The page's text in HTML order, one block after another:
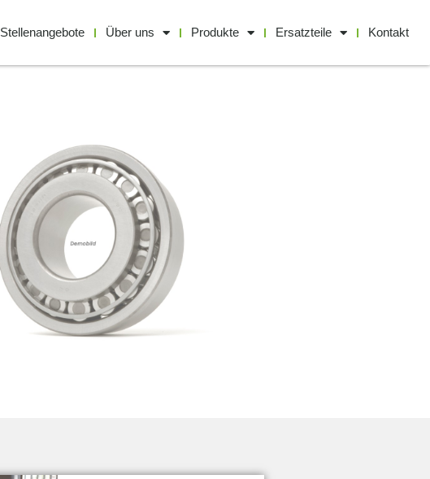
Stellenangebote Über uns Produkte Ersatzteile Kontakt